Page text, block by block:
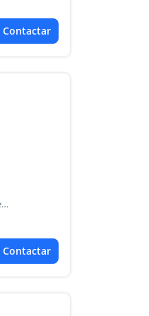
Contactar
Duplex en venta en barrio norte 1, con pileta propiedad en barrio consolidado con seguridad terreno: 180 m² superficie cubierta: 70 m² distribución: 2 dormitorios con interiores de placard 1 baño completo cocina comerdo integrado quincho con asador cerrado pileta cochera semicubierta detalles de calidad: iluminación led en todos los ambientes alacena y bajo mesada completos anafe a gas + horno empotrado eléctrico termotanque eléctrico pisos de porcelanato detalles de calidad que caracterizan y distinguen a la unidad servicios: gas natural, agua y luz. Expensas: $120.000 documentación: boleto de compraventa. Precio contado: usd 85.000 financiación: entrega usd 60.000 + 50 cuotas de 1000 usd para mas informacion, no dudes en comunicarte con nosotros cpi 7364
Contactar